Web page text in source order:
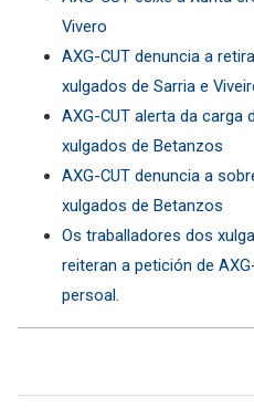
Vivero
AXG-CUT denuncia a
xulgados de Sarria e
AXG-CUT alerta da
xulgados de Betanzos
AXG-CUT denuncia a
xulgados de Betanzos
Os traballadores dos
reiteran a petición de
persoal.